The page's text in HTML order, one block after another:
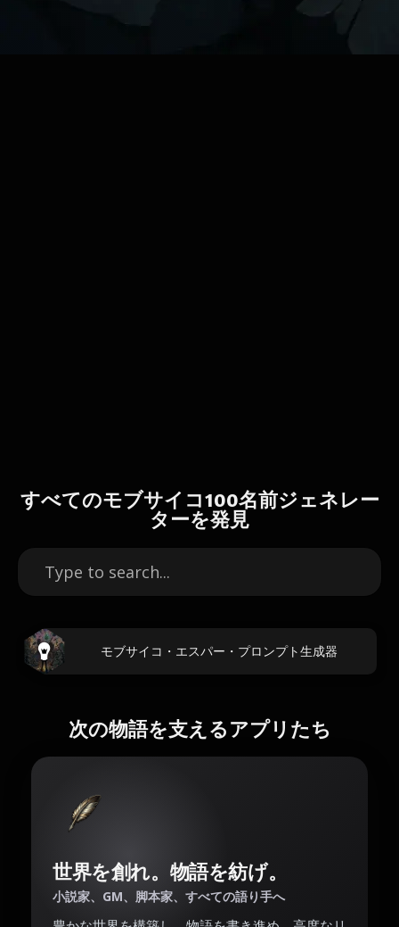
すべてのモブサイコ100名前ジェネレー
ターを発見
モブサイコ・エスパー・プロンプト生成器
次の物語を支えるアプリたち
世界を創れ。物語を紡げ。
小説家、GM、脚本家、すべての語り手へ